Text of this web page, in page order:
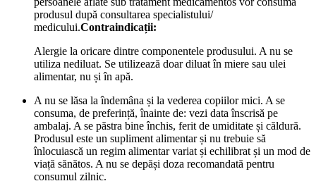
produsul după consultarea specialistului/
medicului.Contraindicații:
Alergie la oricare dintre componentele produsului. A nu se
utiliza nediluat. Se utilizează doar diluat în miere sau ulei
alimentar, nu și în apă.
A nu se lăsa la îndemâna și la vederea copiilor mici. A se
consuma, de preferință, înainte de: vezi data înscrisă pe
ambalaj. A se păstra bine închis, ferit de umiditate și căldură.
Produsul este un supliment alimentar și nu trebuie să
înlocuiască un regim alimentar variat și echilibrat și un mod de
viață sănătos. A nu se depăși doza recomandată pentru
consumul zilnic.